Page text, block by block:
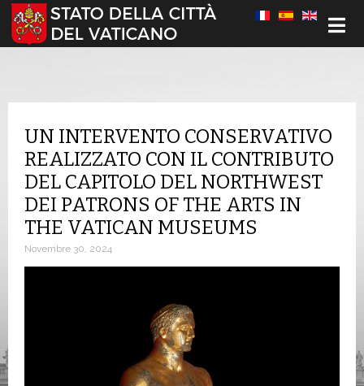
Seleziona la tua lingua
UN INTERVENTO CONSERVATIVO
REALIZZATO CON IL CONTRIBUTO
DEL CAPITOLO DEL NORTHWEST
DEI PATRONS OF THE ARTS IN
THE VATICAN MUSEUMS
Novembre 30, 2024